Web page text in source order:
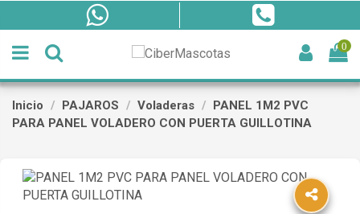
0
Inicio PAJAROS Voladeras
PANEL 1M2 PVC
PARA PANEL VOLADERO CON PUERTA GUILLOTINA